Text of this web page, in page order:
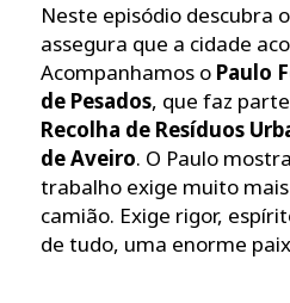
Neste episódio descubra
assegura que a cidade
Acompanhamos o Paulo
de Pesados, que faz
Recolha de Resíduos
de Aveiro. O Paulo
trabalho exige muito
camião. Exige rigor,
de tudo, uma enorme